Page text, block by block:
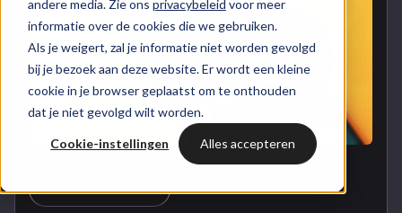
andere media. Zie ons privacybeleid voor meer
informatie over de cookies die we gebruiken.
Als je weigert, zal je informatie niet worden gevolgd
bij je bezoek aan deze website. Er wordt een kleine
cookie in je browser geplaatst om te onthouden
dat je niet gevolgd wilt worden.
Cookie-instellingen Alles accepteren
HubSpot implementatie
HubSpot automations
HubSpot integraties
Branches
Bright
WELKOM BIJ BRIGHT
Inspiratie
Could not loads results. Please refresh the
page.
DIGITAL MARKETING